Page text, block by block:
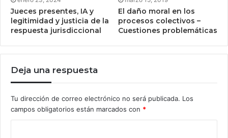
Jueces presentes, IA y
legitimidad y justicia de la
respuesta jurisdiccional
El daño moral en los
procesos colectivos –
Cuestiones problemáticas
Deja una respuesta
Tu dirección de correo electrónico no será publicada. Los
campos obligatorios están marcados con *